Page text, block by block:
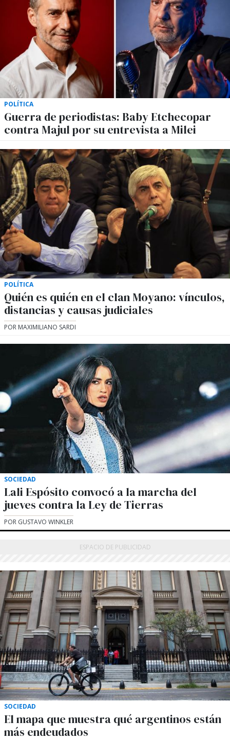
POLÍTICA
Guerra de periodistas: Baby Etchecopar
contra Majul por su entrevista a Milei
POLÍTICA
Quién es quién en el clan Moyano: vínculos,
distancias y causas judiciales
POR MAXIMILIANO SARDI
SOCIEDAD
Lali Espósito convocó a la marcha del
jueves contra la Ley de Tierras
POR GUSTAVO WINKLER
SOCIEDAD
El mapa que muestra qué argentinos están
más endeudados